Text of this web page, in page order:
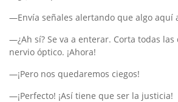
—Envía señales alertando que algo aquí
—¿Ah sí? Se va a enterar. Corta todas las
nervio óptico. ¡Ahora!
—¡Pero nos quedaremos ciegos!
—¡Perfecto! ¡Así tiene que ser la justicia!